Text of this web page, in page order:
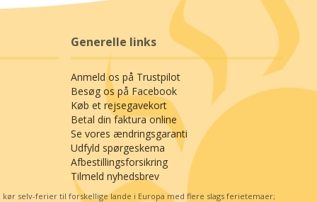
Generelle links
Anmeld os på Trustpilot
Besøg os på Facebook
Køb et rejsegavekort
Betal din faktura online
Se vores ændringsgaranti
Udfyld spørgeskema
Afbestillingsforsikring
Tilmeld nyhedsbrev
selv-ferier til forskellige lande i Europa med flere slags ferietemaer;